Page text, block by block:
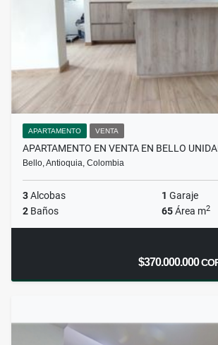
APARTAMENTO VENTA
APARTAMENTO EN VENTA EN BELLO
Bello, Antioquia, Colombia
3Alcobas 1 Garaje
2 Baños 65Área m2
$370.000.000